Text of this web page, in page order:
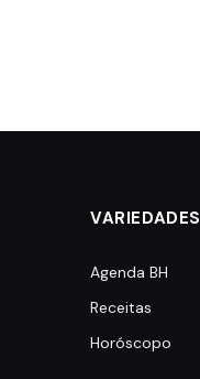
VARIEDADES
Agenda BH
Receitas
Horóscopo